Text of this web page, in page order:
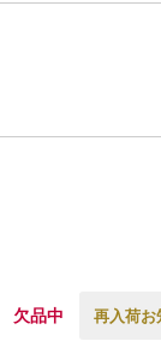
欠品中 再入荷お